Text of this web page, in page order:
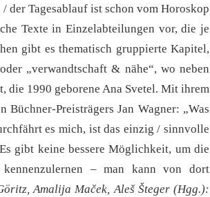
der Tagesablauf ist schon vom Horoskop
Texte in Einzelabteilungen vor, die je
gibt es thematisch gruppierte Kapitel,
„verwandtschaft & nähe“, wo neben
die 1990 geborene Ana Svetel. Mit ihrem
Preisträgers Jan Wagner: „Was
es mich, ist das einzig / sinnvolle
gibt keine bessere Möglichkeit, um die
kennenzulernen – man kann von dort
Amalija Maček, Aleš Šteger (Hgg.):